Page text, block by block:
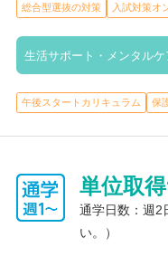
入試傾向・対策分析 学習計画
総合型選抜の対策
入試対策オ
MUGEN高等学院は母体
役進学率は82.8％（全国
す。進学サポートコース
え、週に１回のチュータ
や小論文の添削、面接指
総合型選抜の対策
入試対策オ
生活サポート・メンタルケ
午後スタートカリキュラム 保
単位取
通学日数：週2
い。）